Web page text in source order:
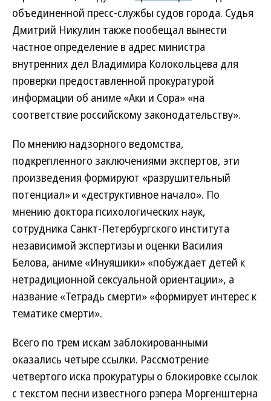
объединенной пресс-службы судов города. Судья
Дмитрий Никулин также пообещал вынести
частное определение в адрес министра
внутренних дел Владимира Колокольцева для
проверки предоставленной прокуратурой
информации об аниме «Аки и Сора» «на
соответствие российскому законодательству».
По мнению надзорного ведомства,
подкрепленного заключениями экспертов, эти
произведения формируют «разрушительный
потенциал» и «деструктивное начало». По
мнению доктора психологических наук,
сотрудника Санкт-Петербургского института
независимой экспертизы и оценки Василия
Белова, аниме «Инуяшики» «побуждает детей к
нетрадиционной сексуальной ориентации», а
название «Тетрадь смерти» «формирует интерес к
тематике смерти».
Всего по трем искам заблокированными
оказались четыре ссылки. Рассмотрение
четвертого иска прокуратуры о блокировке ссылок
с текстом песни известного рэпера Моргенштерна